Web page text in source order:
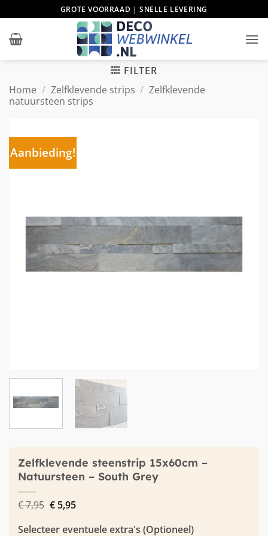
naar
inhoud
GROTE VOORRAAD | SNELLE LEVERING
FILTER
Home / Zelfklevende strips / Zelfklevende
natuursteen strips
Aanbieding!
Zelfklevende steenstrip 15x60cm –
Natuursteen – South Grey
€7,95 Oorspronkelijke
prijs
€ 7,95.
€5,95Huidige
€ 5,95.
Selecteer eventuele extra's (Optioneel)